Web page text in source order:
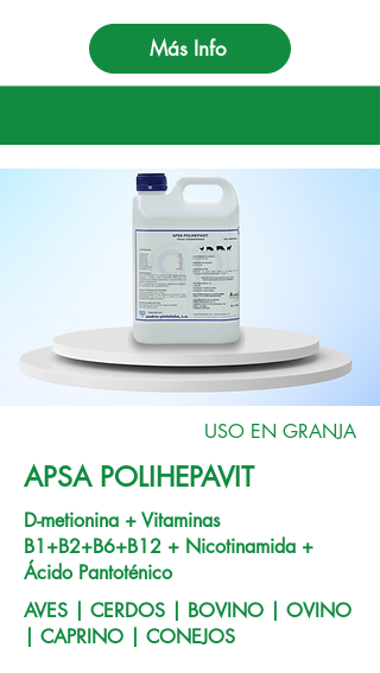
Más Info
USO EN GRANJA
APSA POLIHEPAVIT
D-metionina + Vitaminas
B1+B2+B6+B12 + Nicotinamida +
Ácido Pantoténico
AVES | CERDOS | BOVINO | OVINO
| CAPRINO | CONEJOS